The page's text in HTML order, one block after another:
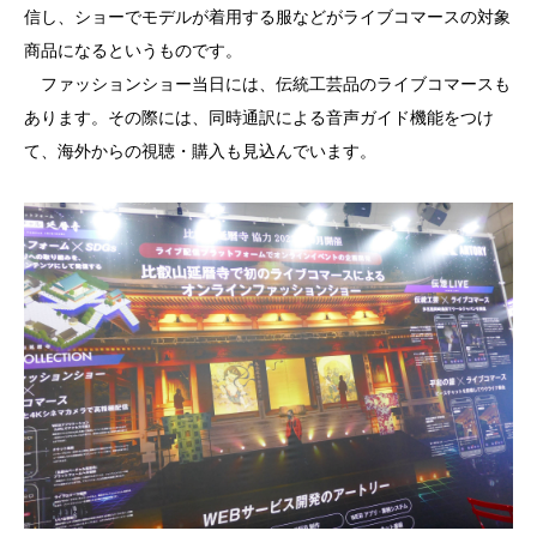
信し、ショーでモデルが着用する服などがライブコマースの対象
商品になるというものです。
ファッションショー当日には、伝統工芸品のライブコマースも
あります。その際には、同時通訳による音声ガイド機能をつけ
て、海外からの視聴・購入も見込んでいます。